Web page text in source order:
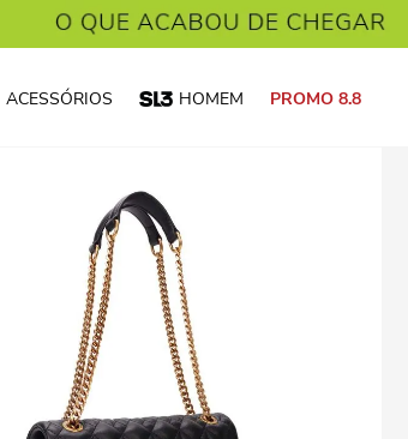
ACESSÓRIOS HOMEM PROMO 8.8